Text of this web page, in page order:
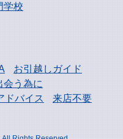
学校
お引越しガイド
会う為に
ドバイス
来店不要